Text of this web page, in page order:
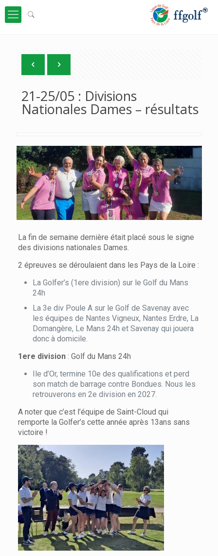
21-25/05 : Divisions
Nationales Dames – résultats
La fin de semaine dernière était placé sous le signe
des divisions nationales Dames.
2 épreuves se déroulaient dans les Pays de la Loire :
La Golfer’s (1ere division) sur le Golf du Mans
24h
La 3e div Poule A sur le Golf de Savenay avec
les équipes de Nantes Vigneux, Nantes Erdre, La
Domangère, Le Mans 24h et Savenay qui jouera
donc à domicile.
1ere division : Golf du Mans 24h
Ile d’Or, termine 10e des qualifications et perd
son match de barrage contre Bondues. Nous les
retrouverons en 2e division en 2027.
A noter que c’est l’équipe de Saint-Cloud qui
remporte la Golfer’s cette année après 13ans sans
victoire !